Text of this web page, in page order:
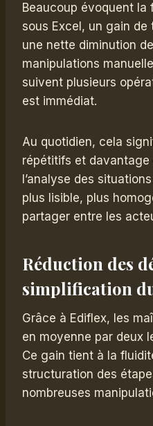
Beaucoup évoquent
sous Excel, un gain
une nette diminution
manipulations
suivent plusieurs
est immédiat.
Au quotidien, cela
répétitifs et
l’analyse des
plus lisible, plus
partager entre les
Réduction des
simplification
Grâce à Ediflex, les
en moyenne par deux
Ce gain tient à la
structuration des
nombreuses